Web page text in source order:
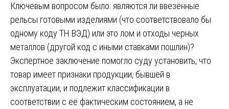
Ключевым вопросом было: являются ли ввезённые
рельсы готовыми изделиями (что соответствовало бы
одному коду ТН ВЭД) или это лом и отходы черных
металлов (другой код с иными ставками пошлин)?
Экспертное заключение помогло суду установить, что
товар имеет признаки продукции, бывшей в
эксплуатации, и подлежит классификации в
соответствии с её фактическим состоянием, а не